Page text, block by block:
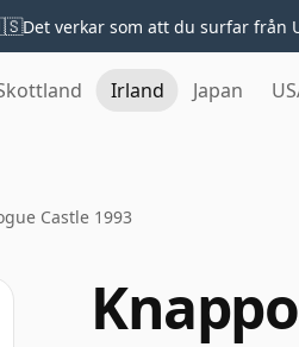
Det verkar som att du surfar från
Irland Japan
Castle 1993